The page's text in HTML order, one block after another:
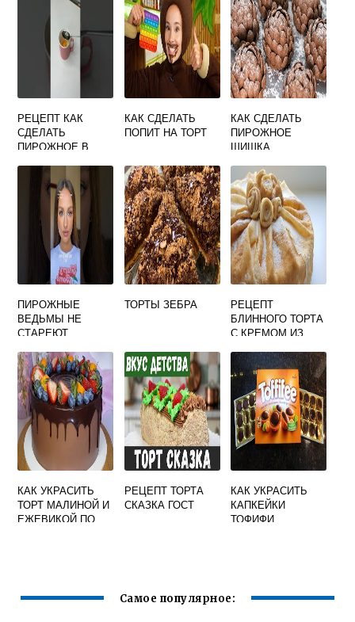
РЕЦЕПТ КАК
СДЕЛАТЬ
ПИРОЖНОЕ В
КАК СДЕЛАТЬ
ПОПИТ НА ТОРТ
КАК СДЕЛАТЬ
ПИРОЖНОЕ
ШИШКА
ПИРОЖНЫЕ
ВЕДЬМЫ НЕ
СТАРЕЮТ
ТОРТЫ ЗЕБРА
РЕЦЕПТ
БЛИННОГО ТОРТА
С КРЕМОМ ИЗ
СЫРА
КАК УКРАСИТЬ
ТОРТ МАЛИНОЙ И
ЕЖЕВИКОЙ ПО
РЕЦЕПТ ТОРТА
СКАЗКА ГОСТ
КАК УКРАСИТЬ
КАПКЕЙКИ
ТОФИФИ
Самое популярное: